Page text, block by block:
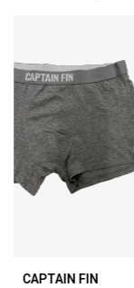
CAPTAIN FIN